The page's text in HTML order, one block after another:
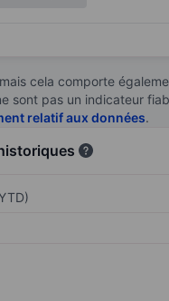
cela comporte
sont pas un indicateur
relatif aux données.